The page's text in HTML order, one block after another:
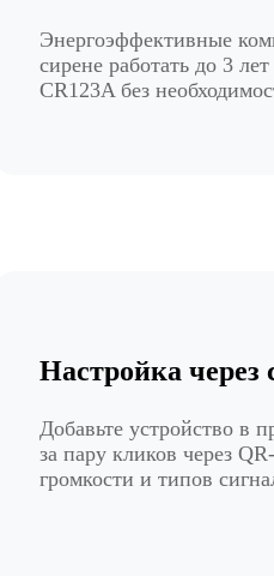
Энергоэффективные
сирене работать до 3
CR123A без
Настройка через
Добавьте устройство в
за пару кликов через
громкости и типов